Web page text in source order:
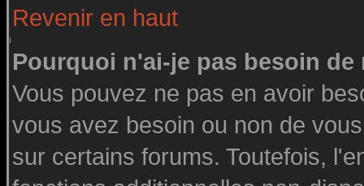
Revenir en haut
Pourquoi n'ai-je pas besoin
Vous pouvez ne pas en avoir
vous avez besoin ou non de
sur certains forums. Toutefois,